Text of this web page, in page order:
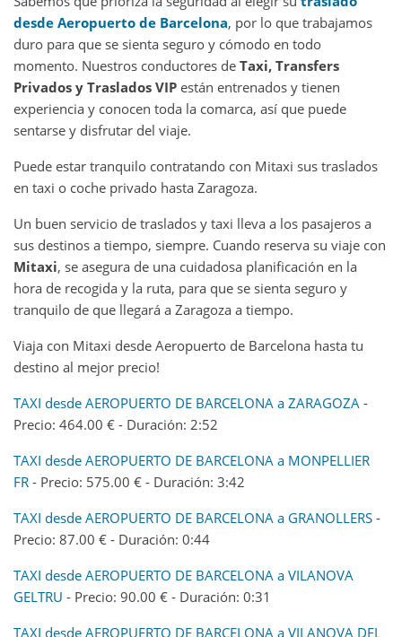
desde Aeropuerto de Barcelona, por lo que trabajamos
duro para que se sienta seguro y cómodo en todo
momento. Nuestros conductores de Taxi, Transfers
Privados y Traslados VIP están entrenados y tienen
experiencia y conocen toda la comarca, así que puede
sentarse y disfrutar del viaje.
Puede estar tranquilo contratando con Mitaxi sus traslados
en taxi o coche privado hasta Zaragoza.
Un buen servicio de traslados y taxi lleva a los pasajeros a
sus destinos a tiempo, siempre. Cuando reserva su viaje con
Mitaxi, se asegura de una cuidadosa planificación en la
hora de recogida y la ruta, para que se sienta seguro y
tranquilo de que llegará a Zaragoza a tiempo.
Viaja con Mitaxi desde Aeropuerto de Barcelona hasta tu
destino al mejor precio!
TAXI desde AEROPUERTO DE BARCELONA a ZARAGOZA -
Precio: 464.00 € - Duración: 2:52
TAXI desde AEROPUERTO DE BARCELONA a MONPELLIER
FR - Precio: 575.00 € - Duración: 3:42
TAXI desde AEROPUERTO DE BARCELONA a GRANOLLERS -
Precio: 87.00 € - Duración: 0:44
TAXI desde AEROPUERTO DE BARCELONA a VILANOVA
GELTRU - Precio: 90.00 € - Duración: 0:31
TAXI desde AEROPUERTO DE BARCELONA a VILANOVA DEL